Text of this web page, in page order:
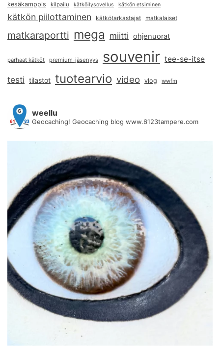
kesäkamppis kilpailu kätköilysovellus kätkön etsiminen
kätkön piilottaminen kätkötarkastajat matkalaiset
matkaraportti mega miitti ohjenuorat
parhaat kätköt premium-jäsenyys souvenir tee-se-itse
testi tilastot tuotearvio video vlog wwfm
weellu
Geocaching! Geocaching blog www.6123tampere.com